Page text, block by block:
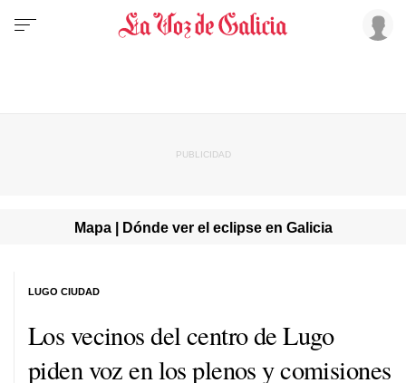
Mapa | Dónde ver el eclipse en Galicia
Los vecinos del centro de Lugo
piden voz en los plenos y comisiones
LUGO CIUDAD